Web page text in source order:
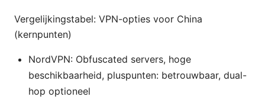
Vergelijkingstabel: VPN-opties voor China
(kernpunten)
NordVPN: Obfuscated servers, hoge
beschikbaarheid, pluspunten: betrouwbaar, dual-
hop optioneel